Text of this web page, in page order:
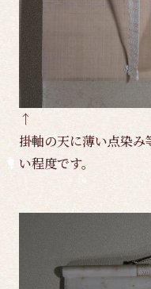
↑
掛軸の天に薄い点染
い程度です。